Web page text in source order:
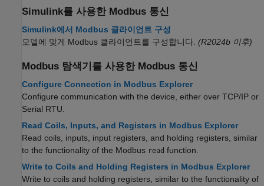
Simulink를 사용한 Modbus 통신
Simulink에서 Modbus 클라이언트 구성
모델에 맞게 Modbus 클라이언트를 구성합니다. (R2024b 이후)
Modbus 탐색기를 사용한 Modbus 통신
Configure Connection in Modbus Explorer
Configure communication with the device, either over TCP/IP or
Serial RTU.
Read Coils, Inputs, and Registers in Modbus Explorer
Read coils, inputs, input registers, and holding registers, similar
to the functionality of the Modbus read function.
Write to Coils and Holding Registers in Modbus Explorer
Write to coils and holding registers, similar to the functionality of